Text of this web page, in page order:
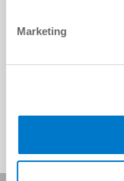
Marketing